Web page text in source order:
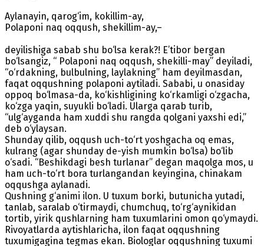
Aylanayin, qarog‘im, kokillim-ay,
Polaponi naq oqqush, shekillim-ay,–
deyilishiga sabab shu bo‘lsa kerak?! E’tibor bergan
bo‘lsangiz, “ Polaponi naq oqqush, shekilli-may” deyiladi,
“o‘rdakning, bulbulning, laylakning” ham deyilmasdan,
faqat oqqushning polaponi aytiladi. Sababi, u onasiday
oppoq bo‘lmasa-da, ko‘kishligining ko‘rkamligi o‘zgacha,
ko‘zga yaqin, suyukli bo‘ladi. Ularga qarab turib,
“ulg‘ayganda ham xuddi shu rangda qolgani yaxshi edi,”
deb o‘ylaysan.
Shunday qilib, oqqush uch-to‘rt yoshgacha oq emas,
kulrang (agar shunday de-yish mumkin bo‘lsa) bo‘lib
o‘sadi. “Beshikdagi besh turlanar” degan maqolga mos, u
ham uch-to‘rt bora turlangandan keyingina, chinakam
oqqushga aylanadi.
Qushning g‘animi ilon. U tuxum borki, butunicha yutadi,
tanlab, saralab o‘tirmaydi, chumchuq, to‘rg‘aynikidan
tortib, yirik qushlarning ham tuxumlarini omon qo‘ymaydi.
Rivoyatlarda aytishlaricha, ilon faqat oqqushning
tuxumigagina tegmas ekan. Biologlar oqqushning tuxumi